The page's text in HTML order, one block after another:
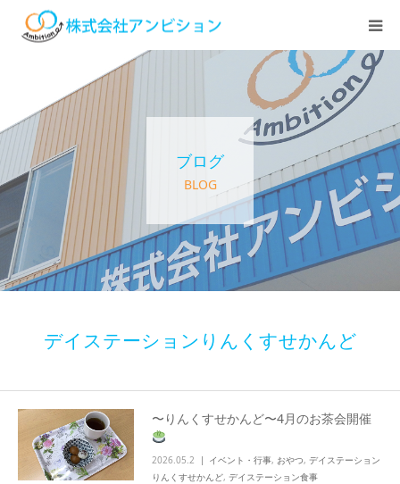
ブログ
BLOG
デイステーションりんくすせかんど
〜りんくすせかんど〜4月のお茶会開催
2026.05.2 イベント・行事, おやつ, デイステーション
りんくすせかんど, デイステーション食事
アンビションについて
サービス紹介
デイステーション
居宅介護・訪問介護
快護ラボ知技心
info